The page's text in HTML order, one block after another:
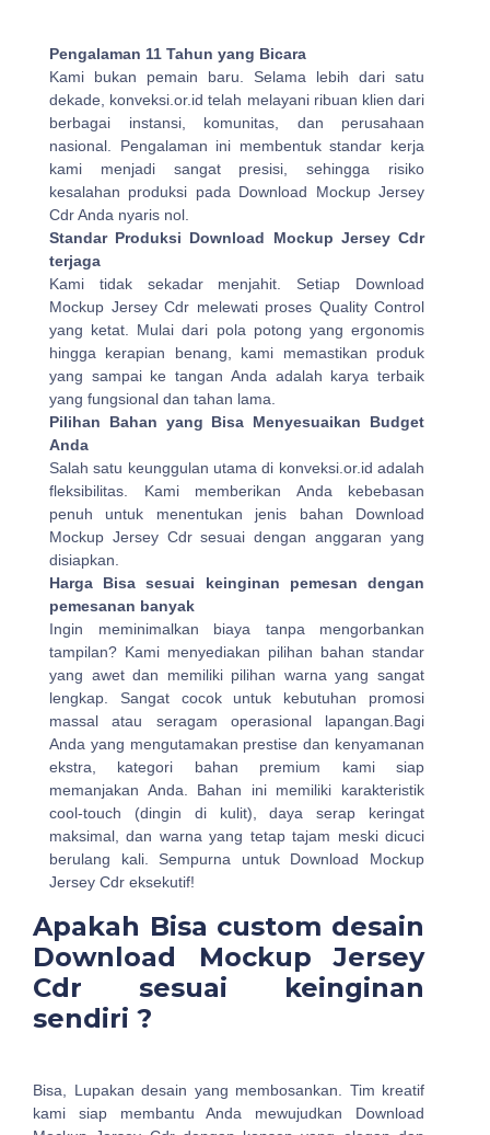
Pengalaman 11 Tahun yang Bicara
Kami bukan pemain baru. Selama lebih dari satu
dekade, konveksi.or.id telah melayani ribuan klien dari
berbagai instansi, komunitas, dan perusahaan
nasional. Pengalaman ini membentuk standar kerja
kami menjadi sangat presisi, sehingga risiko
kesalahan produksi pada Download Mockup Jersey
Cdr Anda nyaris nol.
Standar Produksi Download Mockup Jersey Cdr
terjaga
Kami tidak sekadar menjahit. Setiap Download
Mockup Jersey Cdr melewati proses Quality Control
yang ketat. Mulai dari pola potong yang ergonomis
hingga kerapian benang, kami memastikan produk
yang sampai ke tangan Anda adalah karya terbaik
yang fungsional dan tahan lama.
Pilihan Bahan yang Bisa Menyesuaikan Budget
Anda
Salah satu keunggulan utama di konveksi.or.id adalah
fleksibilitas. Kami memberikan Anda kebebasan
penuh untuk menentukan jenis bahan Download
Mockup Jersey Cdr sesuai dengan anggaran yang
disiapkan.
Harga Bisa sesuai keinginan pemesan dengan
pemesanan banyak
Ingin meminimalkan biaya tanpa mengorbankan
tampilan? Kami menyediakan pilihan bahan standar
yang awet dan memiliki pilihan warna yang sangat
lengkap. Sangat cocok untuk kebutuhan promosi
massal atau seragam operasional lapangan.Bagi
Anda yang mengutamakan prestise dan kenyamanan
ekstra, kategori bahan premium kami siap
memanjakan Anda. Bahan ini memiliki karakteristik
cool-touch (dingin di kulit), daya serap keringat
maksimal, dan warna yang tetap tajam meski dicuci
berulang kali. Sempurna untuk Download Mockup
Jersey Cdr eksekutif!
Apakah Bisa custom desain
Download Mockup Jersey
Cdr sesuai keinginan
sendiri ?
Bisa, Lupakan desain yang membosankan. Tim kreatif
kami siap membantu Anda mewujudkan Download